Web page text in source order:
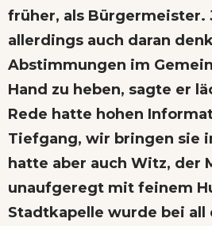
früher, als Bürgermeister.
allerdings auch daran
Abstimmungen im
Hand zu heben, sagte er
Rede hatte hohen
Tiefgang, wir bringen sie
hatte aber auch Witz, der
unaufgeregt mit feinem
Stadtkapelle wurde bei all